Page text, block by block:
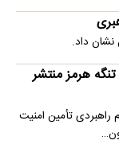
نشان داد.
هرمز منتشر
تأمین امنیت